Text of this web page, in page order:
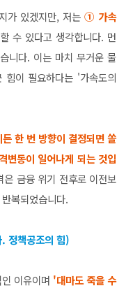
가 있겠지만, 저는 ① 가속
수 있다고 생각합니다. 먼
니다. 이는 마치 무거운 물
이 필요하다는 '가속도의
한 번 방향이 결정되면 쏠
변동이 일어나게 되는 것입
금융 위기 전후로 이전보
복되었습니다.
정책공조의 힘)
이유이며 '대마도 죽을 수